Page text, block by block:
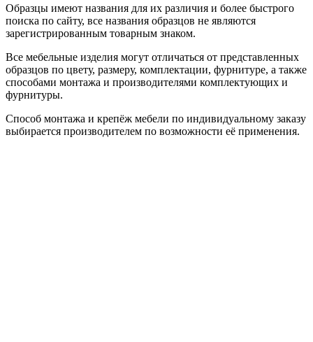
Образцы имеют названия для их различия и более быстрого
поиска по сайту, все названия образцов не являются
зарегистрированным товарным знаком.
Все мебельные изделия могут отличаться от представленных
образцов по цвету, размеру, комплектации, фурнитуре, а также
способами монтажа и производителями комплектующих и
фурнитуры.
Способ монтажа и крепёж мебели по индивидуальному заказу
выбирается производителем по возможности её применения.